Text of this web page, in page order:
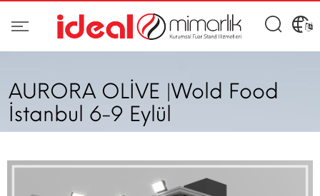
AURORA OLİVE |Wold Food
İstanbul 6-9 Eylül